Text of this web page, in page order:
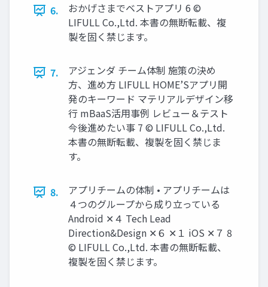
6.
おかげさまでベストアプリ 6 ©
LIFULL Co.,Ltd. 本書の無断転載、複
製を固く禁じます。
7.
アジェンダ チーム体制 施策の決め
方、進め方 LIFULL HOME’Sアプリ開
発のキーワード マテリアルデザイン移
行 mBaaS活用事例 レビュー＆テスト
今後進めたい事 7 © LIFULL Co.,Ltd.
本書の無断転載、複製を固く禁じま
す。
8.
アプリチームの体制 • アプリチームは
４つのグループから成り立っている
Android ✕４ Tech Lead
Direction&Design ✕６ ✕１ iOS ✕７ 8
© LIFULL Co.,Ltd. 本書の無断転載、
複製を固く禁じます。